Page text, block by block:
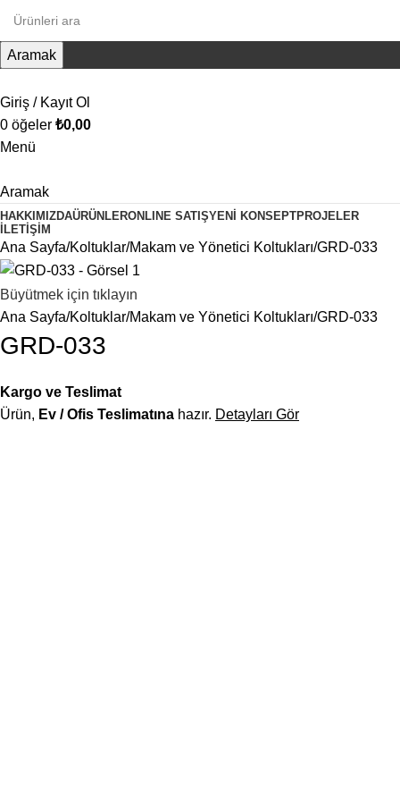
Aramak
Giriş / Kayıt Ol
0 öğeler ₺0,00
Menü
Aramak
HAKKIMIZDAÜRÜNLERONLINE SATIŞYENI KONSEPTPROJELER
İLETIŞIM
Ana Sayfa Koltuklar Makam ve Yönetici Koltukları GRD-033
Büyütmek için tıklayın
Ana Sayfa Koltuklar Makam ve Yönetici Koltukları GRD-033
GRD-033
Kargo ve Teslimat
Ürün, Ev / Ofis Teslimatına hazır. Detayları Gör